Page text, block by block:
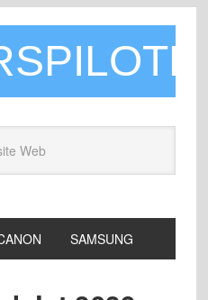
SAMSUNG